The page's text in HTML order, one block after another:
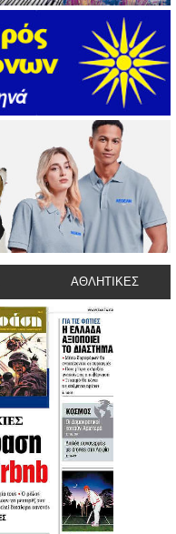
ΑΘΛΗΤΙΚΕΣ